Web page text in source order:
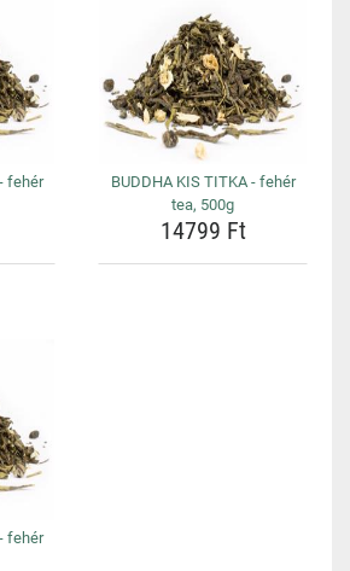
fehér
BUDDHA KIS TITKA - fehér
tea, 500g
14799 Ft
fehér